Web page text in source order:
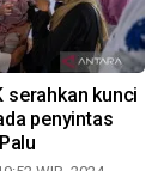
serahkan kunci
penyintas